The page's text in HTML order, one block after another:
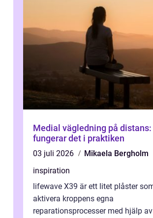
Medial vägledning på distans:
fungerar det i praktiken
03 juli 2026
Mikaela Bergholm
inspiration
lifewave X39 är ett litet plåster
aktivera kroppens egna
reparationsprocesser med hjälp